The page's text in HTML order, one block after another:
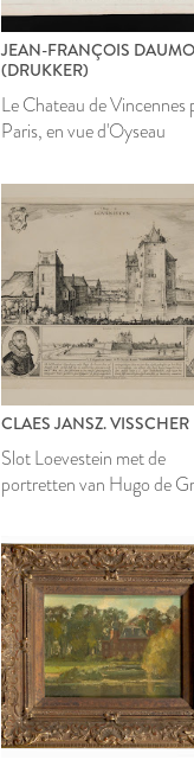
JEAN-FRANÇOIS
(DRUKKER)
Le Chateau de Vincennes
Paris, en vue d'Oyseau
CLAES JANSZ. VISSCHER
Slot Loevestein met de
portretten van Hugo de